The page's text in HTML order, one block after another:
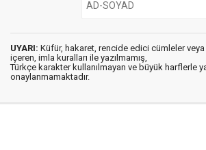
UYARI: Küfür, hakaret, rencide edici cümleler veya
içeren, imla kuralları ile yazılmamış,
Türkçe karakter kullanılmayan ve büyük harflerle
onaylanmamaktadır.